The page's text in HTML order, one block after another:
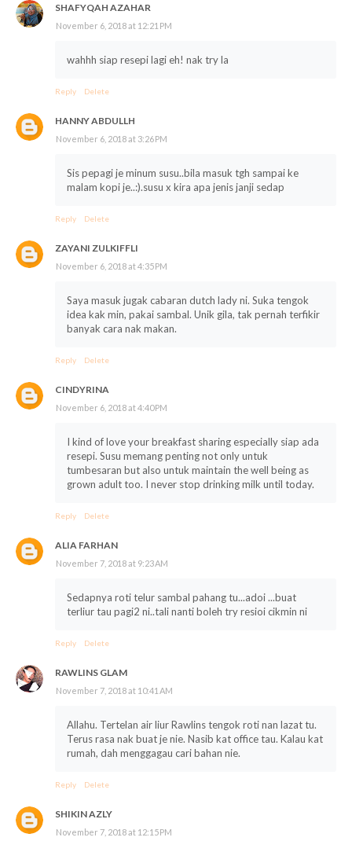
SHAFYQAH AZAHAR
November 6, 2018 at 12:21 PM
wahhh siap resepi lagi eh! nak try la
Reply Delete
HANNY ABDULLH
November 6, 2018 at 3:26 PM
Sis pepagi je minum susu..bila masuk tgh sampai ke
malam kopi je..:).susu x kira apa jenis janji sedap
Reply Delete
ZAYANI ZULKIFFLI
November 6, 2018 at 4:35 PM
Saya masuk jugak cabaran dutch lady ni. Suka tengok
idea kak min, pakai sambal. Unik gila, tak pernah terfikir
banyak cara nak makan.
Reply Delete
CINDYRINA
November 6, 2018 at 4:40 PM
I kind of love your breakfast sharing especially siap ada
resepi. Susu memang penting not only untuk
tumbesaran but also untuk maintain the well being as
grown adult too. I never stop drinking milk until today.
Reply Delete
ALIA FARHAN
November 7, 2018 at 9:23 AM
Sedapnya roti telur sambal pahang tu...adoi ...buat
terliur tau pagi2 ni..tali nanti boleh try resioi cikmin ni
Reply Delete
RAWLINS GLAM
November 7, 2018 at 10:41 AM
Allahu. Tertelan air liur Rawlins tengok roti nan lazat tu.
Terus rasa nak buat je nie. Nasib kat office tau. Kalau kat
rumah, dah menggagau cari bahan nie.
Reply Delete
SHIKIN AZLY
November 7, 2018 at 12:15 PM